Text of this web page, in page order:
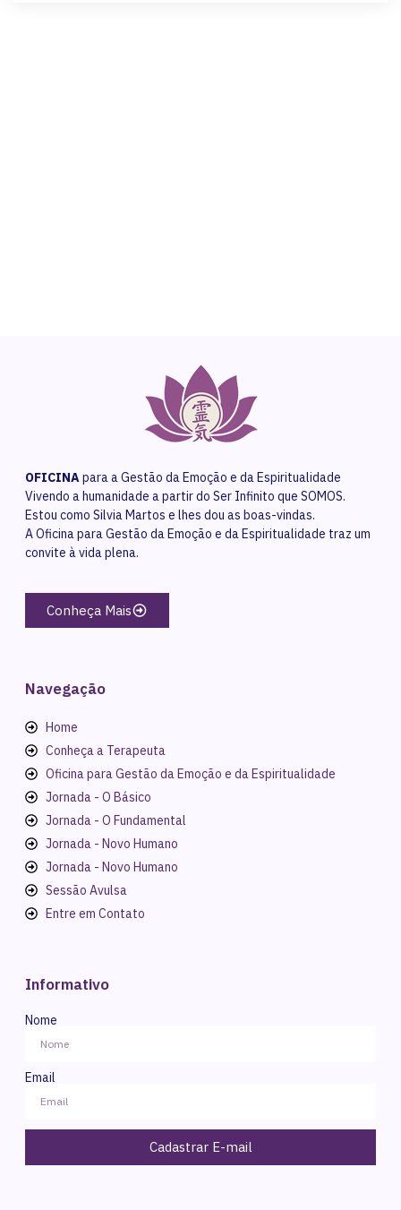
OFICINA para a Gestão da Emoção e da Espiritualidade
Vivendo a humanidade a partir do Ser Infinito que SOMOS.
Estou como Silvia Martos e lhes dou as boas-vindas.
A Oficina para Gestão da Emoção e da Espiritualidade traz um
convite à vida plena.
Conheça Mais
Navegação
Home
Conheça a Terapeuta
Oficina para Gestão da Emoção e da Espiritualidade
Jornada - O Básico
Jornada - O Fundamental
Jornada - Novo Humano
Jornada - Novo Humano
Sessão Avulsa
Entre em Contato
Informativo
Nome
Email
Cadastrar E-mail